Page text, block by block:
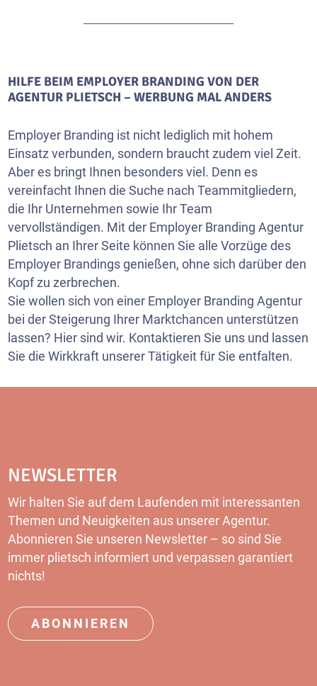
HILFE BEIM EMPLOYER BRANDING VON DER
AGENTUR PLIETSCH – WERBUNG MAL ANDERS
Employer Branding ist nicht lediglich mit hohem
Einsatz verbunden, sondern braucht zudem viel Zeit.
Aber es bringt Ihnen besonders viel. Denn es
vereinfacht Ihnen die Suche nach Teammitgliedern,
die Ihr Unternehmen sowie Ihr Team
vervollständigen. Mit der Employer Branding Agentur
Plietsch an Ihrer Seite können Sie alle Vorzüge des
Employer Brandings genießen, ohne sich darüber den
Kopf zu zerbrechen.
Sie wollen sich von einer Employer Branding Agentur
bei der Steigerung Ihrer Marktchancen unterstützen
lassen? Hier sind wir. Kontaktieren Sie uns und lassen
Sie die Wirkkraft unserer Tätigkeit für Sie entfalten.
NEWSLETTER
Wir halten Sie auf dem Laufenden mit interessanten
Themen und Neuigkeiten aus unserer Agentur.
Abonnieren Sie unseren Newsletter – so sind Sie
immer plietsch informiert und verpassen garantiert
nichts!
ABONNIEREN